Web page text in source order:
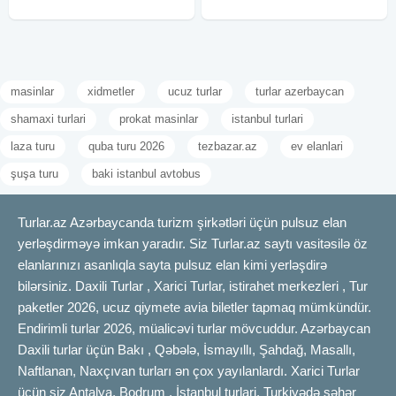
masinlar xidmetler ucuz turlar turlar azerbaycan
shamaxi turlari prokat masinlar istanbul turlari
laza turu quba turu 2026 tezbazar.az ev elanlari
şuşa turu baki istanbul avtobus
Turlar.az Azərbaycanda turizm şirkətləri üçün pulsuz elan
yerləşdirməyə imkan yaradır. Siz Turlar.az saytı vasitəsilə öz
elanlarınızı asanlıqla sayta pulsuz elan kimi yerləşdirə
bilərsiniz. Daxili Turlar , Xarici Turlar, istirahet merkezleri , Tur
paketler 2026, ucuz qiymete avia biletler tapmaq mümkündür.
Endirimli turlar 2026, müalicəvi turlar mövcuddur. Azərbaycan
Daxili turlar üçün Bakı , Qəbələ, İsmayıllı, Şahdağ, Masallı,
Naftlanan, Naxçıvan turları ən çox yayılanlardı. Xarici Turlar
üçün siz Antalya, Bodrum , İstanbul turlari, Turkiyədə şəhər